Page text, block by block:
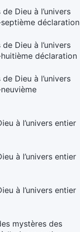
Dieu à l’univers
déclaration
Dieu à l’univers
déclaration
Dieu à l’univers
à l’univers entier
à l’univers entier
à l’univers entier
mystères des